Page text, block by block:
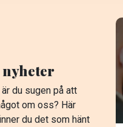
nyheter
du sugen på att
om oss? Här
du det som hänt